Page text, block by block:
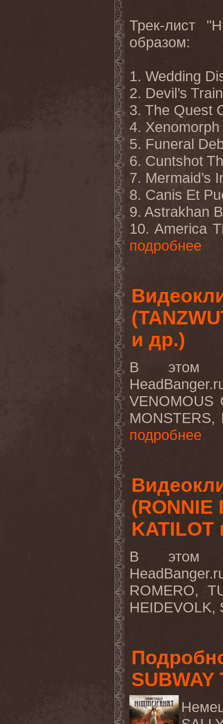
Трек-лист
образом:
1. Wedding
2. Devil’s Train
3. The Quest
4.
5. Funeral
6. Cuntshot
7. Mermaid’s
8. Canis Et
9. Astrakhan
10. America
подробнее
и др.)
В этом
VENOMOUS
подробнее
(RONNIE
KATILOT
В этом
ROMERO,
SUBWAY